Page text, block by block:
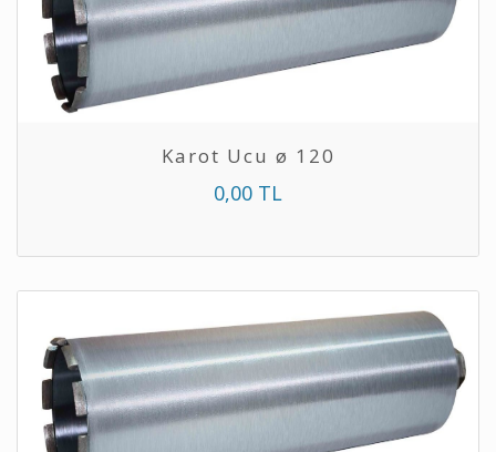
Karot Ucu ø 120
0,00 TL